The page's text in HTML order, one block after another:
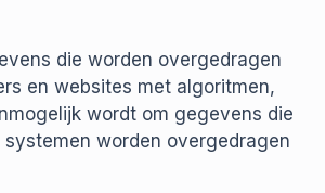
die worden overgedragen
en websites met algoritmen,
wordt om gegevens die
worden overgedragen